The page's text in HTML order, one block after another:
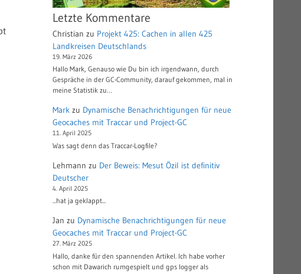
Letzte Kommentare
Christian zu Projekt 425: Cachen in allen 425
Landkreisen Deutschlands
19. März 2026
Hallo Mark, Genauso wie Du bin ich irgendwann, durch
Gespräche in der GC-Community, darauf gekommen, mal in
meine Statistik zu…
Mark zu Dynamische Benachrichtigungen für neue
Geocaches mit Traccar und Project-GC
11. April 2025
Was sagt denn das Traccar-Logfile?
Lehmann zu Der Beweis: Mesut Özil ist definitiv
Deutscher
4. April 2025
...hat ja geklappt...
Jan zu Dynamische Benachrichtigungen für neue
Geocaches mit Traccar und Project-GC
27. März 2025
Hallo, danke für den spannenden Artikel. Ich habe vorher
schon mit Dawarich rumgespielt und gps logger als